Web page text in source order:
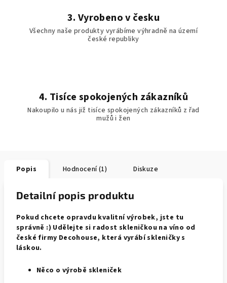
3. Vyrobeno v česku
Všechny naše produkty vyrábíme výhradně na území
české republiky
4. Tisíce spokojených zákazníků
Nakoupilo u nás již tisíce spokojených zákazníků z řad
mužů i žen
Popis Hodnocení (1) Diskuze
Detailní popis produktu
Pokud chcete opravdu kvalitní výrobek, jste tu
správně :) Udělejte si radost skleničkou na víno od
české firmy Decohouse, která vyrábí skleničky s
láskou.
Něco o výrobě skleniček